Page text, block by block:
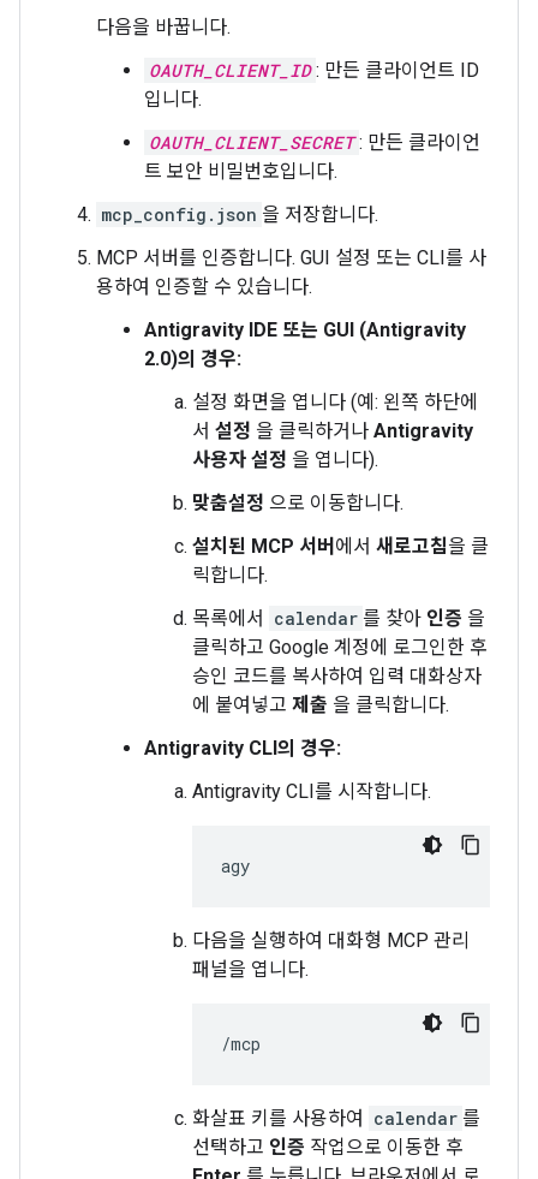
다음을 바꿉니다.
OAUTH_CLIENT_ID : 만든 클라이언트 ID
입니다.
OAUTH_CLIENT_SECRET : 만든 클라이언
트 보안 비밀번호입니다.
mcp_config.json 을 저장합니다.
MCP 서버를 인증합니다. GUI 설정 또는 CLI를 사
용하여 인증할 수 있습니다.
Antigravity IDE 또는 GUI (Antigravity
2.0)의 경우:
설정 화면을 엽니다 (예: 왼쪽 하단에
서 설정 을 클릭하거나 Antigravity
사용자 설정 을 엽니다).
맞춤설정 으로 이동합니다.
설치된 MCP 서버 에서 새로고침을 클
릭합니다.
목록에서
calendar 를 찾아 인증 을
클릭하고 Google 계정에 로그인한 후
승인 코드를 복사하여 입력 대화상자
에 붙여넣고 제출 을 클릭합니다.
Antigravity CLI의 경우:
Antigravity CLI를 시작합니다.
다음을 실행하여 대화형 MCP 관리
패널을 엽니다.
화살표 키를 사용하여 calendar 를
선택하고 인증 작업으로 이동한 후